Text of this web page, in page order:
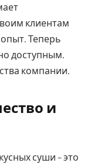
клиентам
Теперь
доступным.
компании.
и
суши – это